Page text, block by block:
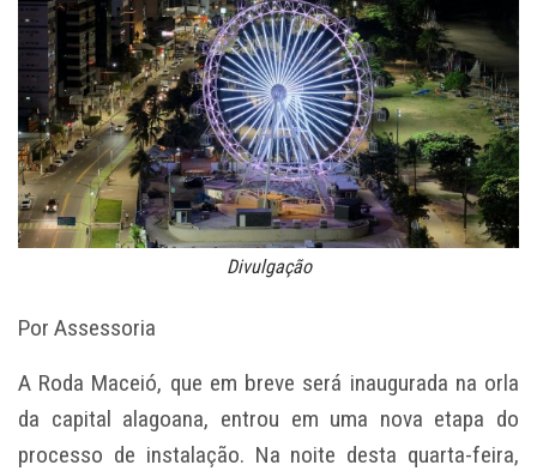
Divulgação
Por Assessoria
A Roda Maceió, que em breve será inaugurada na orla
da capital alagoana, entrou em uma nova etapa do
processo de instalação. Na noite desta quarta-feira,